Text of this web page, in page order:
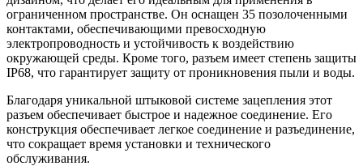
ограниченном пространстве. Он оснащен 35 позолоченными
контактами, обеспечивающими превосходную
электропроводность и устойчивость к воздействию
окружающей среды. Кроме того, разъем имеет степень защиты
IP68, что гарантирует защиту от проникновения пыли и воды.
Благодаря уникальной штыковой системе зацепления этот
разъем обеспечивает быстрое и надежное соединение. Его
конструкция обеспечивает легкое соединение и разъединение,
что сокращает время установки и технического
обслуживания.